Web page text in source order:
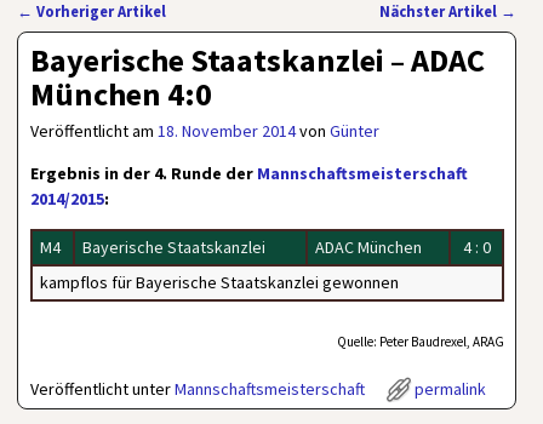
Artikelnavigation
← Vorheriger Artikel Nächster Artikel →
Bayerische Staatskanzlei – ADAC
München 4:0
Veröffentlicht am18. November 2014vonGünter
Ergebnis in der 4. Runde der Mannschaftsmeisterschaft
2014/2015:
M4 Bayerische Staatskanzlei ADAC München
4 : 0
kampflos für Bayerische Staatskanzlei gewonnen
Quelle: Peter Baudrexel, ARAG
Veröffentlicht unterMannschaftsmeisterschaft permalink